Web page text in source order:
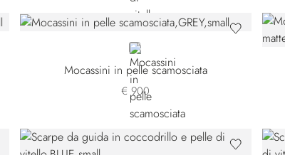
GREY
Mocassini in pelle scamosciata
€ 900